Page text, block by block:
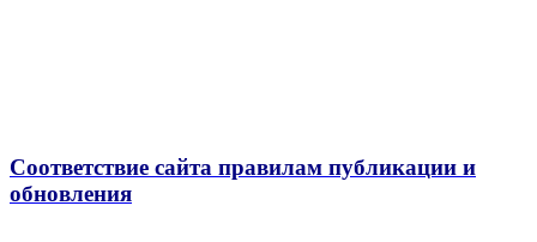
Соответствие сайта правилам публикации и
обновления